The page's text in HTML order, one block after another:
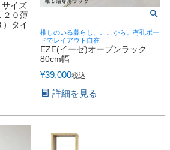
サイズ
０薄
）タイ
推しのいる暮らし、ここから。有孔ボー
ドでレイアウト自在
EZE(イーゼ)オープンラック
80cm幅
¥39,000税込
詳細を見る